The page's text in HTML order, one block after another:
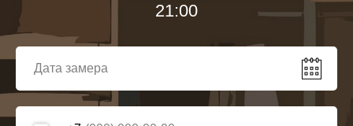
Выдвижные корзины.
Отделения для бытовой техники.
Системы хранения специй.
Преимущества покупки шкафов у нашей компании
21:00